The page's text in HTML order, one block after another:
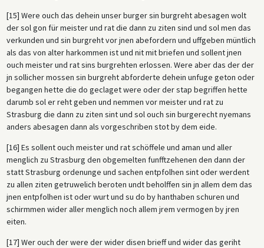
[15] Were ouch das dehein unser burger sin burgreht abesagen wolt
der sol gon für meister und rat die dann zu ziten sind und sol men das
verkunden und sin burgreht vor jnen abefordern und uffgeben müntlich
als das von alter harkommen ist und nit mit briefen und sollent jnen
ouch meister und rat sins burgrehten erlossen. Were aber das der der
jn sollicher mossen sin burgreht abforderte dehein unfuge geton oder
begangen hette die do geclaget were oder der stap begriffen hette
darumb sol er reht geben und nemmen vor meister und rat zu
Strasburg die dann zu ziten sint und sol ouch sin burgerecht nyemans
anders abesagen dann als vorgeschriben stot by dem eide.
[16] Es sollent ouch meister und rat schöffele und aman und aller
menglich zu Strasburg den obgemelten funfftzehenen den dann der
statt Strasburg ordenunge und sachen entpfolhen sint oder werdent
zu allen ziten getruwelich beroten undt beholffen sin jn allem dem das
jnen entpfolhen ist oder wurt und su do by hanthaben schuren und
schirmmen wider aller menglich noch allem jrem vermogen by jren
eiten.
[17] Wer ouch der were der wider disen brieff und wider das geriht